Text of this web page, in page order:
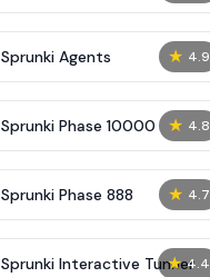
★ 4.9
Sprunki Agents
★ 4.8
Sprunki Phase 10000
★ 4.7
Sprunki Phase 888
★ 4.4
Sprunki Interactive Tunner